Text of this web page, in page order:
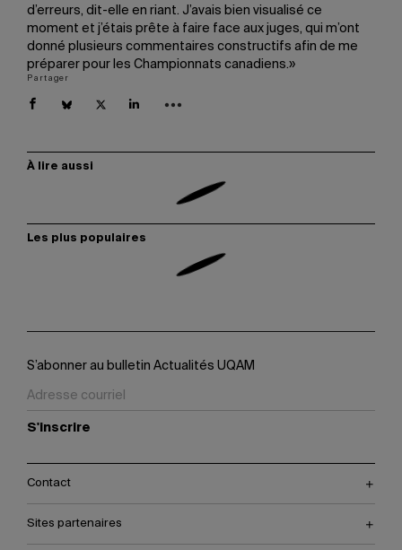
d’erreurs, dit-elle en riant. J’avais bien visualisé ce
moment et j’étais prête à faire face aux juges, qui m’ont
donné plusieurs commentaires constructifs afin de me
préparer pour les Championnats canadiens.»
Partager
À lire aussi
Les plus populaires
S’abonner au bulletin Actualités UQAM
S'inscrire
Contact
Sites partenaires